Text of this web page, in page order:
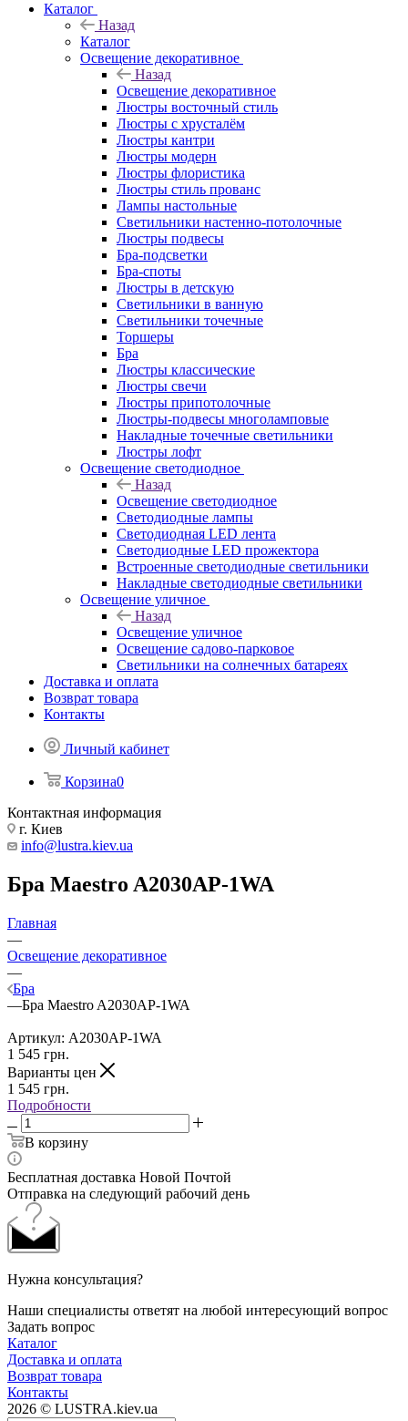
Каталог
Назад
Каталог
Освещение декоративное
Назад
Освещение декоративное
Люстры восточный стиль
Люстры с хрусталём
Люстры кантри
Люстры модерн
Люстры флористика
Люстры стиль прованс
Лампы настольные
Светильники настенно-потолочные
Люстры подвесы
Бра-подсветки
Бра-споты
Люстры в детскую
Светильники в ванную
Светильники точечные
Торшеры
Бра
Люстры классические
Люстры свечи
Люстры припотолочные
Люстры-подвесы многоламповые
Накладные точечные светильники
Люстры лофт
Освещение светодиодное
Назад
Освещение светодиодное
Светодиодные лампы
Светодиодная LED лента
Светодиодные LED прожектора
Встроенные светодиодные светильники
Накладные светодиодные светильники
Освещение уличное
Назад
Освещение уличное
Освещение садово-парковое
Светильники на солнечных батареях
Доставка и оплата
Возврат товара
Контакты
Личный кабинет
Корзина0
Контактная информация
г. Киев
info@lustra.kiev.ua
Бра Maestro A2030AP-1WA
Главная
—
Освещение декоративное
—
Бра
—Бра Maestro A2030AP-1WA
Артикул: A2030AP-1WA
1 545 грн.
Варианты цен
1 545 грн.
Подробности
В корзину
Бесплатная доставка Новой Почтой
Отправка на следующий рабочий день
Нужна консультация?
Наши специалисты ответят на любой интересующий вопрос
Задать вопрос
Каталог
Доставка и оплата
Возврат товара
Контакты
2026 © LUSTRA.kiev.ua